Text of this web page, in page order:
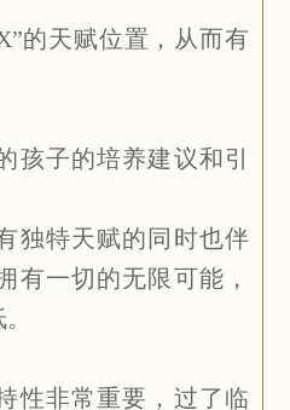
的天赋位置，从而有
孩子的培养建议和引
独特天赋的同时也伴
有一切的无限可能，
性非常重要，过了临